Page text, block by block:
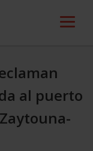
al puerto